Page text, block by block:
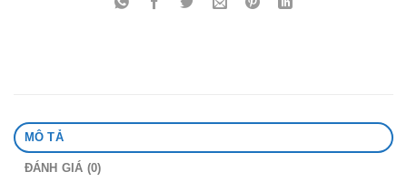
MÔ TẢ
ĐÁNH GIÁ (0)